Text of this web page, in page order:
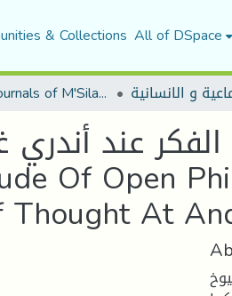
& Collections All of DSpace
Scientific Journals of M'Sila University
عند أندري
Of Open
Thought At